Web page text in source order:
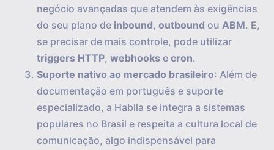
negócio avançadas que atendem às exigências
do seu plano de inbound, outbound ou ABM. E,
se precisar de mais controle, pode utilizar
triggers HTTP, webhooks e cron.
Suporte nativo ao mercado brasileiro: Além de
documentação em português e suporte
especializado, a Hablla se integra a sistemas
populares no Brasil e respeita a cultura local de
comunicação, algo indispensável para